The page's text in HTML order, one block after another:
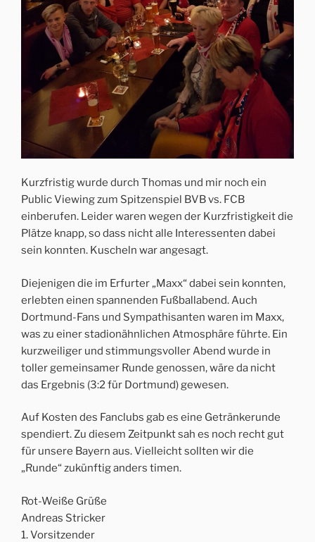
Kurzfristig wurde durch Thomas und mir noch ein
Public Viewing zum Spitzenspiel BVB vs. FCB
einberufen. Leider waren wegen der Kurzfristigkeit die
Plätze knapp, so dass nicht alle Interessenten dabei
sein konnten. Kuscheln war angesagt.
Diejenigen die im Erfurter „Maxx“ dabei sein konnten,
erlebten einen spannenden Fußballabend. Auch
Dortmund-Fans und Sympathisanten waren im Maxx,
was zu einer stadionähnlichen Atmosphäre führte. Ein
kurzweiliger und stimmungsvoller Abend wurde in
toller gemeinsamer Runde genossen, wäre da nicht
das Ergebnis (3:2 für Dortmund) gewesen.
Auf Kosten des Fanclubs gab es eine Getränkerunde
spendiert. Zu diesem Zeitpunkt sah es noch recht gut
für unsere Bayern aus. Vielleicht sollten wir die
„Runde“ zukünftig anders timen.
Rot-Weiße Grüße
Andreas Stricker
1. Vorsitzender